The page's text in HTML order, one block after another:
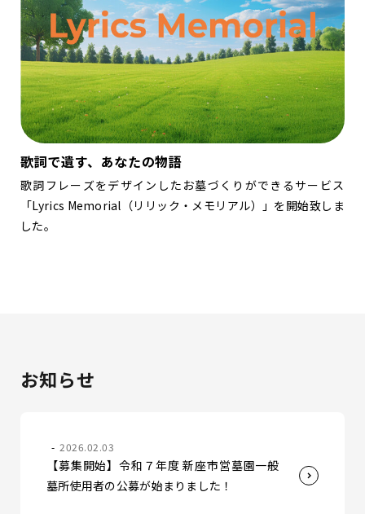
歌詞で遺す、あなたの物語
歌詞フレーズをデザインしたお墓づくりができるサービス
「Lyrics Memorial（リリック・メモリアル）」を開始致しま
した。
お知らせ
2026.02.03
【募集開始】令和７年度 新座市営墓園一般
墓所使用者の公募が始まりました！